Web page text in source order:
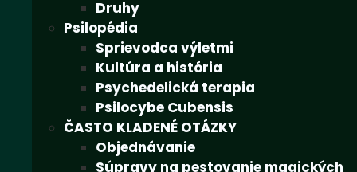
Druhy
Psilopédia
Sprievodca výletmi
Kultúra a história
Psychedelická terapia
Psilocybe Cubensis
ČASTO KLADENÉ OTÁZKY
Objednávanie
Súpravy na pestovanie magických